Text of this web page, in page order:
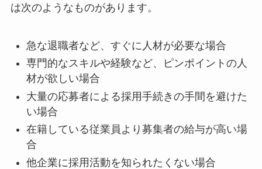
は次のようなものがあります。
急な退職者など、すぐに人材が必要な場合
専門的なスキルや経験など、ピンポイントの人
材が欲しい場合
大量の応募者による採用手続きの手間を避けた
い場合
在籍している従業員より募集者の給与が高い場
合
他企業に採用活動を知られたくない場合